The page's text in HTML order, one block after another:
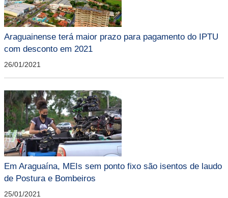
Araguainense terá maior prazo para pagamento do IPTU
com desconto em 2021
26/01/2021
Em Araguaína, MEIs sem ponto fixo são isentos de laudo
de Postura e Bombeiros
25/01/2021